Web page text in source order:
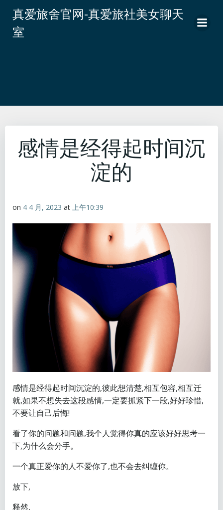
转
真爱旅舍官网-真爱旅社美女聊天
室
感情是经得起时间沉
淀的
on 4 4 月, 2023 at 上午10:39
感情是经得起时间沉淀的,彼此想清楚,相互包容,相互迁
就,如果不想失去这段感情,一定要抓紧下一段,好好珍惜,
不要让自己后悔!
看了你的问题和问题,我个人觉得你真的应该好好思考一
下,为什么会分手。
一个真正爱你的人不爱你了,也不会去纠缠你。
放下,
释然,